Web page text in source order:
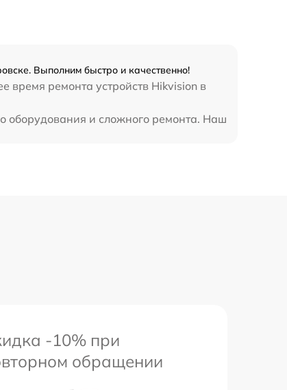
Выполним быстро и качественно!
время ремонта устройств Hikvision в
оборудования и сложного ремонта. Наш
-10% при
обращении